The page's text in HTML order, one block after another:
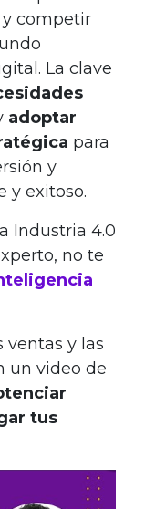
y competir
La clave
adoptar
para
y
y exitoso.
Industria 4.0
no te
ventas y las
un video de
tus